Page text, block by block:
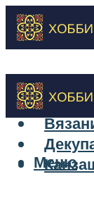
Меню